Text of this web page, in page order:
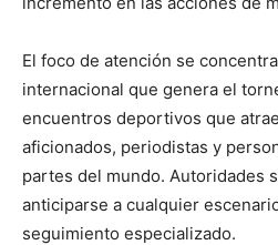
El foco de atención se
internacional que genera el
encuentros deportivos que
aficionados, periodistas y
partes del mundo. Autoridades
anticiparse a cualquier
seguimiento especializado.